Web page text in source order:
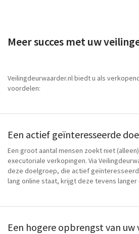
Meer succes met uw
Veilingdeurwaarder.nl biedt u als
voordelen:
Een actief geïnteresseerde
Een groot aantal mensen zoekt niet
executoriale verkopingen. Via
deze doelgroep, die actief
lang online staat, krijgt deze tevens langer
Een hogere opbrengst van uw